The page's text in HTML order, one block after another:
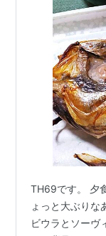
TH69です。 夕
ょっと大ぶりな
ビウラとソーヴ